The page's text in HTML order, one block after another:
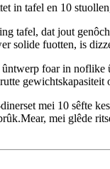
in tafel en 10
dat jout
solide fuotten, is
foar in
gewichtskapasiteit
mei 10 sêfte
mei glêde